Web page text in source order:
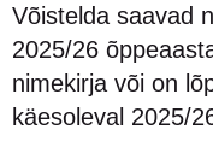
Võistelda saavad
2025/26
nimekirja või on
käesoleval 2025/